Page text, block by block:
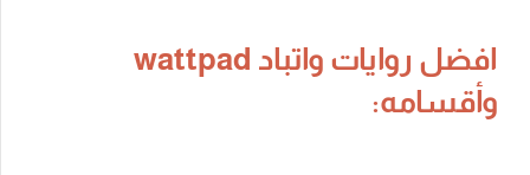
افضل روايات واتباد wattpad
وأقسامه: